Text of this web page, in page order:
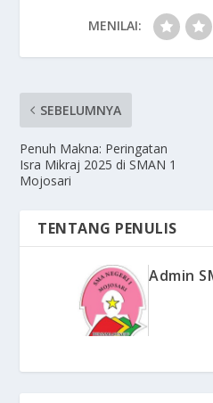
MENILAI:
SEBELUMNYA
Penuh Makna: Peringatan
Isra Mikraj 2025 di SMAN 1
Mojosari
TENTANG PENULIS
Admin